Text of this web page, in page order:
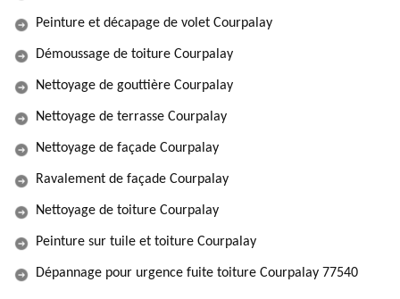
Peinture et décapage de volet Courpalay
Démoussage de toiture Courpalay
Nettoyage de gouttière Courpalay
Nettoyage de terrasse Courpalay
Nettoyage de façade Courpalay
Ravalement de façade Courpalay
Nettoyage de toiture Courpalay
Peinture sur tuile et toiture Courpalay
Dépannage pour urgence fuite toiture Courpalay 77540